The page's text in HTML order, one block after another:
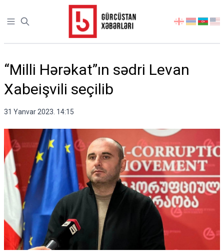
Open sidebar
აირჩიეთ
“Milli Hərəkat”ın sədri Levan
Xabeişvili seçilib
31 Yanvar 2023. 14:15